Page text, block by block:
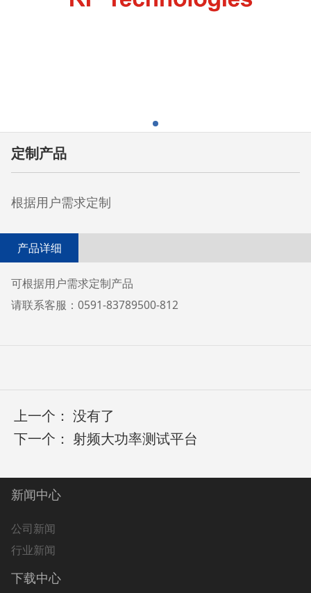
定制产品
根据用户需求定制
产品详细
可根据用户需求定制产品
请联系客服：0591-83789500-812
上一个： 没有了
下一个： 射频大功率测试平台
新闻中心
公司新闻
行业新闻
下载中心